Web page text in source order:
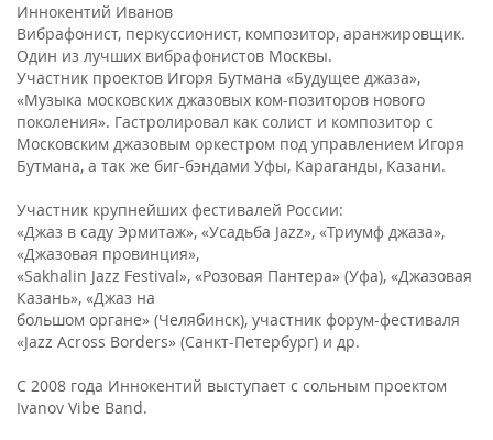
Иннокентий Иванов
Вибрафонист, перкуссионист, композитор, аранжировщик.
Один из лучших вибрафонистов Москвы.
Участник проектов Игоря Бутмана «Будущее джаза»,
«Музыка московских джазовых ком-позиторов нового
поколения». Гастролировал как солист и композитор с
Московским джазовым оркестром под управлением Игоря
Бутмана, а так же биг-бэндами Уфы, Караганды, Казани.
Участник крупнейших фестивалей России:
«Джаз в саду Эрмитаж», «Усадьба Jazz», «Триумф джаза»,
«Джазовая провинция»,
«Sakhalin Jazz Festival», «Розовая Пантера» (Уфа), «Джазовая
Казань», «Джаз на
большом органе» (Челябинск), участник форум-фестиваля
«Jazz Across Borders» (Санкт-Петербург) и др.
С 2008 года Иннокентий выступает с сольным проектом
Ivanov Vibe Band.